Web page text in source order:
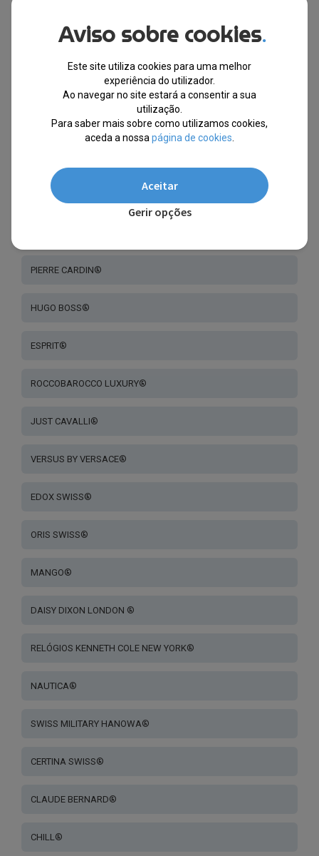
ARMANI EXCHANGE®
PHILIPP PLEIN®
FESTINA®
PIERRE CARDIN®
HUGO BOSS®
ESPRIT®
ROCCOBAROCCO LUXURY®
JUST CAVALLI®
VERSUS BY VERSACE®
EDOX SWISS®
ORIS SWISS®
MANGO®
DAISY DIXON LONDON ®
RELÓGIOS KENNETH COLE NEW YORK®
NAUTICA®
SWISS MILITARY HANOWA®
CERTINA SWISS®
CLAUDE BERNARD®
CHILL®
Aviso sobre cookies.
Este site utiliza cookies para uma melhor
experiência do utilizador.
Ao navegar no site estará a consentir a sua
utilização.
Para saber mais sobre como utilizamos cookies,
aceda a nossa página de cookies
Aceitar
Gerir opções